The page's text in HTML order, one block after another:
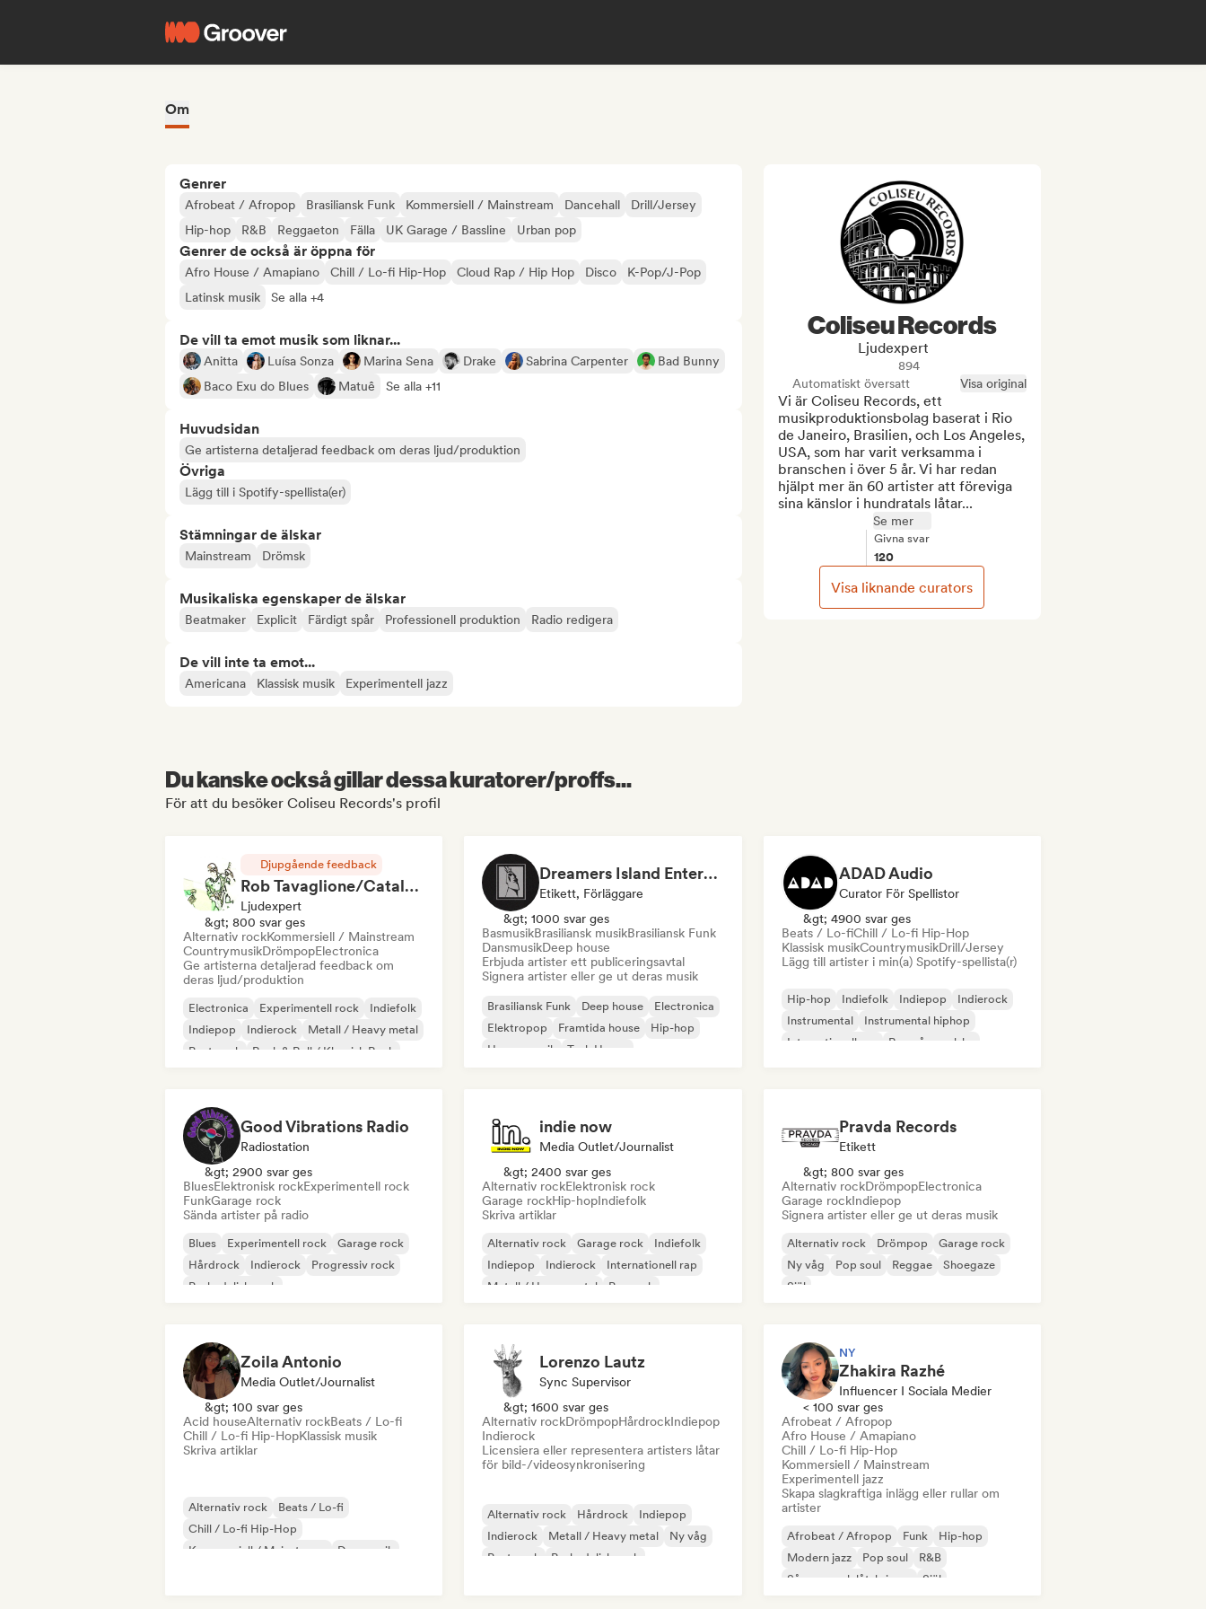
Om
Genrer
Afrobeat / Afropop Brasiliansk Funk Kommersiell / Mainstream Dancehall
Drill/Jersey
Hip-hop
R&B Reggaeton Fälla UK Garage / Bassline Urban pop
Genrer de också är öppna för
Afro House / Amapiano Chill / Lo-fi Hip-Hop Cloud Rap / Hip Hop Disco
K-Pop/J-Pop
Latinsk musik
Se alla +4
De vill ta emot musik som liknar...
Anitta Luísa Sonza Marina Sena Drake Sabrina Carpenter
Bad Bunny
Baco Exu do Blues
Matuê Se alla +11
Huvudsidan
Ge artisterna detaljerad feedback om deras ljud/produktion
Övriga
Lägg till i Spotify-spellista(er)
Stämningar de älskar
Mainstream Drömsk
Musikaliska egenskaper de älskar
Beatmaker Explicit Färdigt spår Professionell produktion Radio redigera
De vill inte ta emot...
Americana Klassisk musik Experimentell jazz
Coliseu Records
Ljudexpert
894
Automatiskt översatt
Visa original
Vi är Coliseu Records, ett
musikproduktionsbolag baserat i Rio
de Janeiro, Brasilien, och Los Angeles,
USA, som har varit verksamma i
branschen i över 5 år. Vi har redan
hjälpt mer än 60 artister att föreviga
sina känslor i hundratals låtar...
Se mer
Givna svar
120
Visa liknande curators
Du kanske också gillar dessa kuratorer/proffs...
För att du besöker Coliseu Records's profil
Djupgående feedback
Rob Tavaglione/Catalyst Recording
Ljudexpert
&gt; 800 svar ges
Alternativ rockKommersiell / Mainstream
CountrymusikDrömpopElectronica
Ge artisterna detaljerad feedback om
deras ljud/produktion
Electronica Experimentell rock
Indiefolk
Indiepop
Indierock
Metall / Heavy metal
Post punk
Rock & Roll / Klassisk Rock
Dreamers Island Entertainment
Etikett, Förläggare
&gt; 1000 svar ges
BasmusikBrasiliansk musikBrasiliansk Funk
DansmusikDeep house
Erbjuda artister ett publiceringsavtal
Signera artister eller ge ut deras musik
Brasiliansk Funk Deep house
Electronica
Elektropop
Framtida house
Hip-hop
House-musik
Tech House
ADAD Audio
Curator För Spellistor
&gt; 4900 svar ges
Beats / Lo-fiChill / Lo-fi Hip-Hop
Klassisk musikCountrymusikDrill/Jersey
Lägg till artister i min(a) Spotify-spellista(r)
Hip-hop Indiefolk Indiepop
Indierock
Instrumental
Instrumental hiphop
Internationell rap
Rap på engelska
Good Vibrations Radio
Radiostation
&gt; 2900 svar ges
BluesElektronisk rockExperimentell rock
FunkGarage rock
Sända artister på radio
Blues Experimentell rock
Garage rock
Hårdrock
Indierock
Progressiv rock
Psykedelisk rock
indie now
Media Outlet/Journalist
&gt; 2400 svar ges
Alternativ rockElektronisk rock
Garage rockHip-hopIndiefolk
Skriva artiklar
Alternativ rock Garage rock
Indiefolk
Indiepop
Indierock
Internationell rap
Metall / Heavy metal
Poprock
Pravda Records
Etikett
&gt; 800 svar ges
Alternativ rockDrömpopElectronica
Garage rockIndiepop
Signera artister eller ge ut deras musik
Alternativ rock Drömpop
Garage rock
Ny våg
Pop soul Reggae
Shoegaze
Själ
Zoila Antonio
Media Outlet/Journalist
&gt; 100 svar ges
Acid houseAlternativ rockBeats / Lo-fi
Chill / Lo-fi Hip-HopKlassisk musik
Skriva artiklar
Alternativ rock
Beats / Lo-fi
Chill / Lo-fi Hip-Hop
Kommersiell / Mainstream
Dansmusik
Lorenzo Lautz
Sync Supervisor
&gt; 1600 svar ges
Alternativ rockDrömpopHårdrockIndiepop
Indierock
Licensiera eller representera artisters låtar
för bild-/videosynkronisering
Alternativ rock Hårdrock
Indiepop
Indierock
Metall / Heavy metal
Ny våg
Post punk
Psykedelisk rock
NY
Zhakira Razhé
Influencer I Sociala Medier
< 100 svar ges
Afrobeat / Afropop
Afro House / Amapiano
Chill / Lo-fi Hip-Hop
Kommersiell / Mainstream
Experimentell jazz
Skapa slagkraftiga inlägg eller rullar om
artister
Afrobeat / Afropop Funk
Hip-hop
Modern jazz
Pop soul
R&B
Sångare och låtskrivare
Själ